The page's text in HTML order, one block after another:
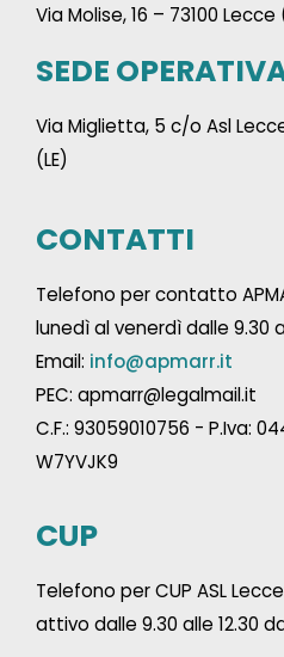
Via Molise, 16 – 73100 Lecce
SEDE
Via Miglietta, 5 c/o Asl
(LE)
CONTATTI
Telefono per contatto
lunedì al venerdì dalle 9.30
Email: info@apmarr.it
PEC: apmarr@legalmail.it
C.F.: 93059010756 - P.Iva:
W7YVJK9
CUP
Telefono per CUP ASL
attivo dalle 9.30 alle 12.30